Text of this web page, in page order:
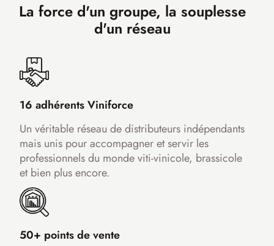
La force d'un groupe, la souplesse
d'un réseau
16 adhérents Viniforce
Un véritable réseau de distributeurs indépendants
mais unis pour accompagner et servir les
professionnels du monde viti-vinicole, brassicole
et bien plus encore.
50+ points de vente